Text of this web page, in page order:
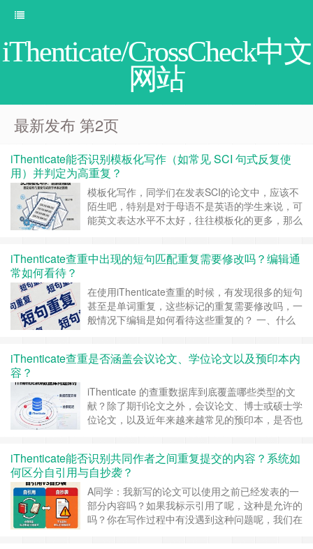
iThenticate/CrossCheck中文
网站
最新发布 第2页
iThenticate能否识别模板化写作（如常见 SCI 句式反复使
用）并判定为高重复？
模板化写作，同学们在发表SCI的论文中，应该不
陌生吧，特别是对于母语不是英语的学生来说，可
能英文表达水平不太好，往往模板化的更多，那么
格 其实iThenticate 并不具备识别模板化写作风格
的……继续阅读 »
iThenticate查重中出现的短句匹配重复需要修改吗？编辑通
常如何看待？
在使用iThenticate查重的时候，有发现很多的短句
甚至是单词重复，这些标记的重复需要修改吗，一
般情况下编辑是如何看待这些重复的？ 一、什么
内容的，只要连续字符数达到系统的最小匹配阈
阅读 »
iThenticate查重是否涵盖会议论文、学位论文以及预印本内
容？
iThenticate 的查重数据库到底覆盖哪些类型的文
献？除了期刊论文之外，会议论文、博士或硕士学
位论文，以及近年来越来越常见的预印本，是否也
于期刊论文之间的比对，实际上这是一个较为常见
的误解，iThenticate 的……
iThenticate能否识别共同作者之间重复提交的内容？系统如
何区分自引用与自抄袭？
A同学：我新写的论文可以使用之前已经发表的一
部分内容吗？如果我标示引用了呢，这种是允许的
吗？你在写作过程中有没遇到这种问题呢，我们在